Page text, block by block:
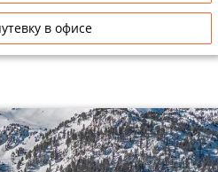
в офисе